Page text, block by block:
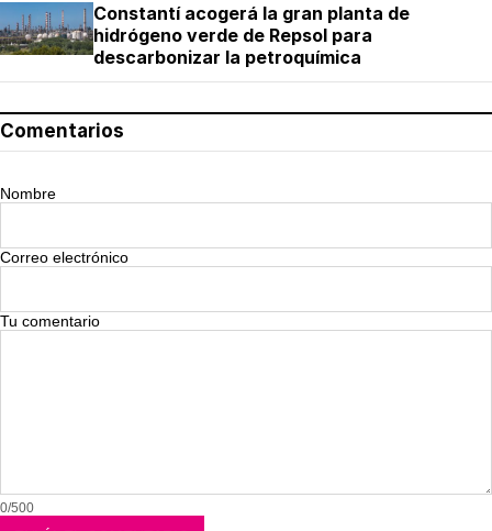
Constantí acogerá la gran planta de
hidrógeno verde de Repsol para
descarbonizar la petroquímica
Comentarios
Nombre
Correo electrónico
Tu comentario
0/500